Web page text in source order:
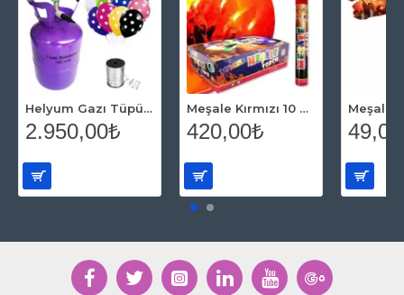
çekimlerinde harika pozlar elde edebilirsiniz.
Helyum Gazı Tüpü 2.2 lt (20 Adet Puantiyeli Balon Hediye)
2.950,00₺
Meşale Kırmızı 10 Adet
420,00₺